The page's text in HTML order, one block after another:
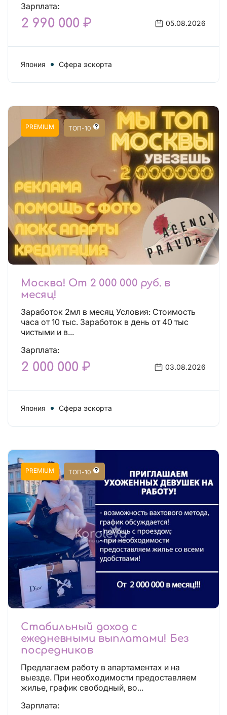
Зарплата:
2 990 000 ₽ 05.08.2026
Япония Сфера эскорта
PREMIUM ТОП-10
Москва! От 2 000 000 руб. в
месяц!
Заработок 2мл в месяц Условия: Стоимость
часа от 10 тыс. Заработок в день от 40 тыс
чистыми и в...
Зарплата:
2 000 000 ₽ 03.08.2026
Япония Сфера эскорта
PREMIUM ТОП-10
Стабильный доход с
ежедневными выплатами! Без
посредников
Предлагаем работу в апартаментах и на
выезде. При необходимости предоставляем
жилье, график свободный, во...
Зарплата: